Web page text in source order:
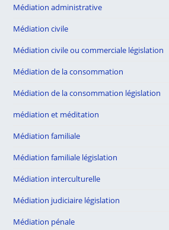
Médiation administrative
Médiation civile
Médiation civile ou commerciale législation
Médiation de la consommation
Médiation de la consommation législation
médiation et méditation
Médiation familiale
Médiation familiale législation
Médiation interculturelle
Médiation judiciaire législation
Médiation pénale